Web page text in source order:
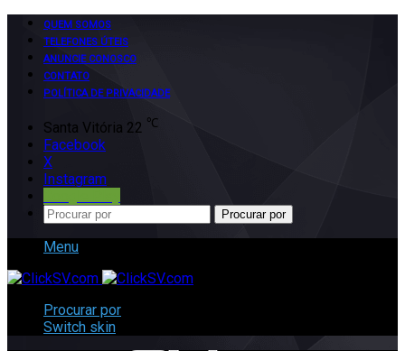
QUEM SOMOS
TELEFONES ÚTEIS
ANUNCIE CONOSCO
CONTATO
POLÍTICA DE PRIVACIDADE
Santa Vitória 22 ℃
Facebook
X
Instagram
Procurar por
Menu
Procurar por
Switch skin